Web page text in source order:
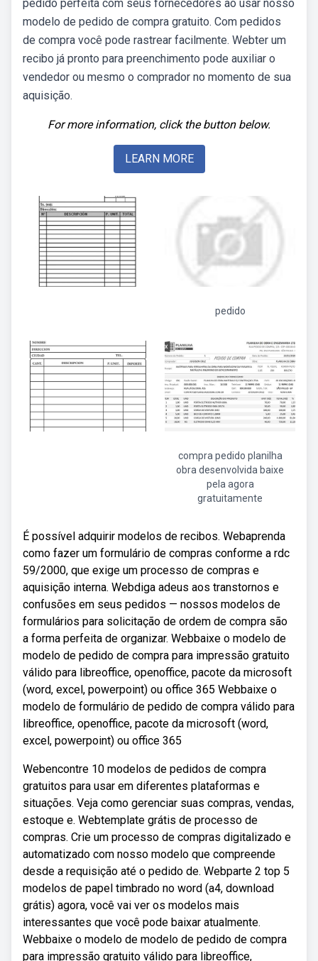
pedido perfeita com seus fornecedores ao usar nosso
modelo de pedido de compra gratuito. Com pedidos
de compra você pode rastrear facilmente. Webter um
recibo já pronto para preenchimento pode auxiliar o
vendedor ou mesmo o comprador no momento de sua
aquisição.
For more information, click the button below.
LEARN MORE
pedido
compra pedido planilha
obra desenvolvida baixe
pela agora
gratuitamente
É possível adquirir modelos de recibos. Webaprenda
como fazer um formulário de compras conforme a rdc
59/2000, que exige um processo de compras e
aquisição interna. Webdiga adeus aos transtornos e
confusões em seus pedidos — nossos modelos de
formulários para solicitação de ordem de compra são
a forma perfeita de organizar. Webbaixe o modelo de
modelo de pedido de compra para impressão gratuito
válido para libreoffice, openoffice, pacote da microsoft
(word, excel, powerpoint) ou office 365 Webbaixe o
modelo de formulário de pedido de compra válido para
libreoffice, openoffice, pacote da microsoft (word,
excel, powerpoint) ou office 365
Webencontre 10 modelos de pedidos de compra
gratuitos para usar em diferentes plataformas e
situações. Veja como gerenciar suas compras, vendas,
estoque e. Webtemplate grátis de processo de
compras. Crie um processo de compras digitalizado e
automatizado com nosso modelo que compreende
desde a requisição até o pedido de. Webparte 2 top 5
modelos de papel timbrado no word (a4, download
grátis) agora, você vai ver os modelos mais
interessantes que você pode baixar atualmente.
Webbaixe o modelo de modelo de pedido de compra
para impressão gratuito válido para libreoffice,